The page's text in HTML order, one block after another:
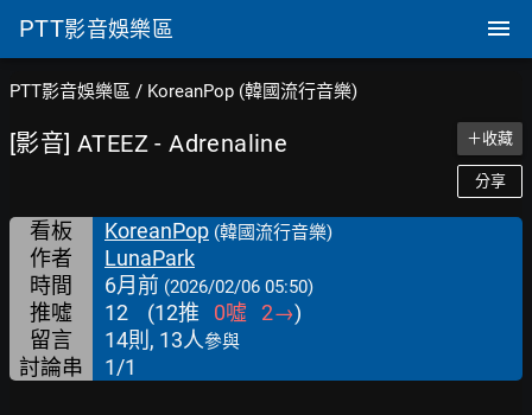
PTT影音娛樂區
PTT影音娛樂區 / KoreanPop (韓國流行音樂)
[影音] ATEEZ - Adrenaline ＋收藏
分享
看板 KoreanPop (韓國流行音樂)
作者
LunaPark
時間
6月前 (2026/02/06 05:50)
推噓 12 (12推 0噓 2→)
留言
14則, 13人參與
討論串 1/1